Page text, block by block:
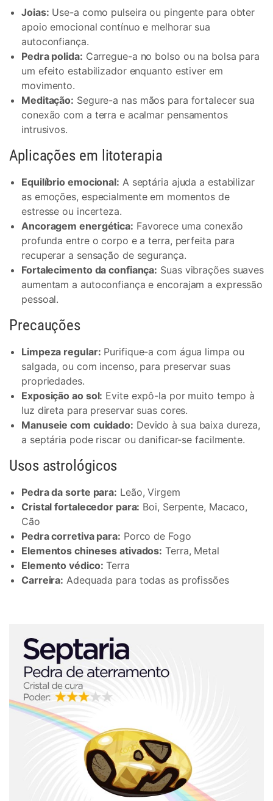
Joias: Use-a como pulseira ou pingente para obter
apoio emocional contínuo e melhorar sua
autoconfiança.
Pedra polida: Carregue-a no bolso ou na bolsa para
um efeito estabilizador enquanto estiver em
movimento.
Meditação: Segure-a nas mãos para fortalecer sua
conexão com a terra e acalmar pensamentos
intrusivos.
Aplicações em litoterapia
Equilíbrio emocional: A septária ajuda a estabilizar
as emoções, especialmente em momentos de
estresse ou incerteza.
Ancoragem energética: Favorece uma conexão
profunda entre o corpo e a terra, perfeita para
recuperar a sensação de segurança.
Fortalecimento da confiança: Suas vibrações suaves
aumentam a autoconfiança e encorajam a expressão
pessoal.
Precauções
Limpeza regular: Purifique-a com água limpa ou
salgada, ou com incenso, para preservar suas
propriedades.
Exposição ao sol: Evite expô-la por muito tempo à
luz direta para preservar suas cores.
Manuseie com cuidado: Devido à sua baixa dureza,
a septária pode riscar ou danificar-se facilmente.
Usos astrológicos
Pedra da sorte para: Leão, Virgem
Cristal fortalecedor para: Boi, Serpente, Macaco,
Cão
Pedra corretiva para: Porco de Fogo
Elementos chineses ativados: Terra, Metal
Elemento védico: Terra
Carreira: Adequada para todas as profissões